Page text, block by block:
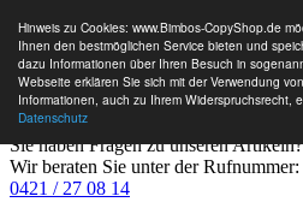
Hinweis zu Cookies: www.Bimbos-CopyShop.de
Ihnen den bestmöglichen Service bieten und
dazu Informationen über Ihren Besuch in
Webseite erklären Sie sich mit der Verwendung
Informationen, auch zu Ihrem Widerspruchsrecht,
Datenschutz
Sie haben Fragen zu unseren Artikeln?
Wir beraten Sie unter der Rufnummer:
0421 / 27 08 14